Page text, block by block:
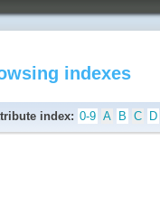
indexes
index: 0-9 A B C D